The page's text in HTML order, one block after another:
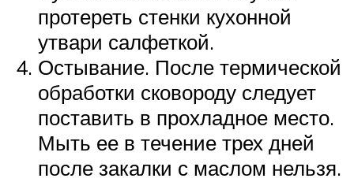
протереть стенки кухонной
утвари салфеткой.
Остывание. После термической
обработки сковороду следует
поставить в прохладное место.
Мыть ее в течение трех дней
после закалки с маслом нельзя.